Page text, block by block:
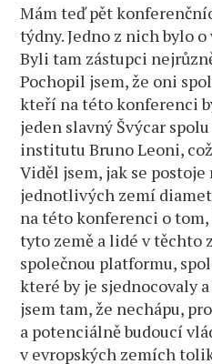
Mám teď pět
týdny. Jedno z nich bylo
Byli tam zástupci
Pochopil jsem, že oni
kteří na této konferenci
jeden slavný Švýcar
institutu Bruno Leoni,
Viděl jsem, jak se
jednotlivých zemí
na této konferenci o
tyto země a lidé v těchto
společnou platformu,
které by je sjednocovaly
jsem tam, že nechápu,
a potenciálně budoucí
v evropských zemích